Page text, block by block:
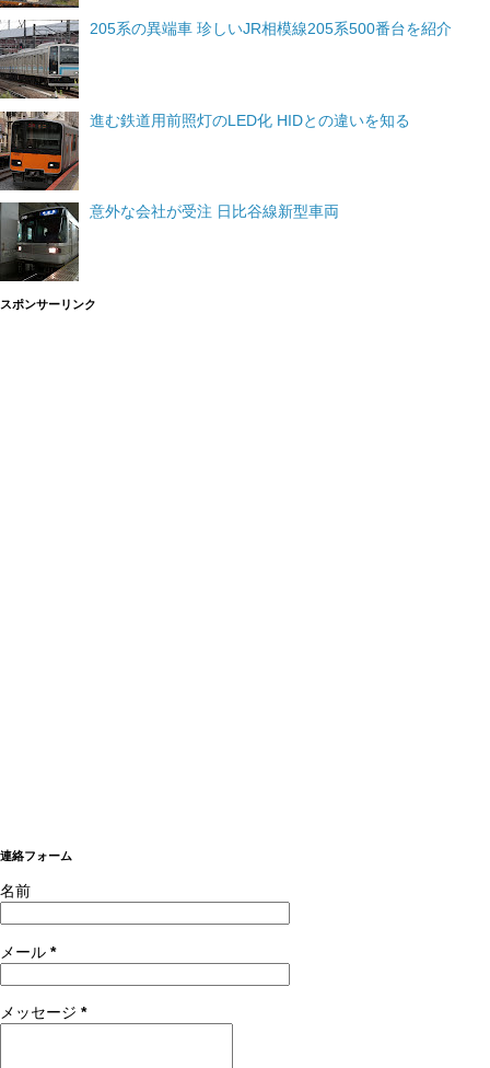
205系の異端車 珍しいJR相模線205系500番台を紹介
進む鉄道用前照灯のLED化 HIDとの違いを知る
意外な会社が受注 日比谷線新型車両
スポンサーリンク
連絡フォーム
名前
メール *
メッセージ *